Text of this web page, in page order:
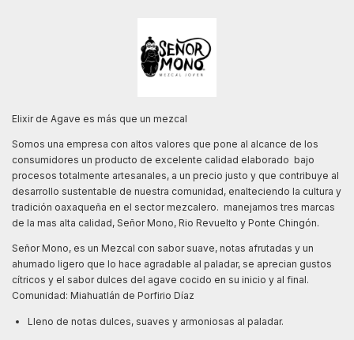
Elixir de Agave es más que un mezcal
Somos una empresa con altos valores que pone al alcance de los
consumidores un producto de excelente calidad elaborado bajo
procesos totalmente artesanales, a un precio justo y que contribuye al
desarrollo sustentable de nuestra comunidad, enalteciendo la cultura y
tradición oaxaqueña en el sector mezcalero. manejamos tres marcas
de la mas alta calidad, Señor Mono, Rio Revuelto y Ponte Chingón.
Señor Mono, es un Mezcal con sabor suave, notas afrutadas y un
ahumado ligero que lo hace agradable al paladar, se aprecian gustos
cítricos y el sabor dulces del agave cocido en su inicio y al final.
Comunidad: Miahuatlán de Porfirio Díaz
Lleno de notas dulces, suaves y armoniosas al paladar.